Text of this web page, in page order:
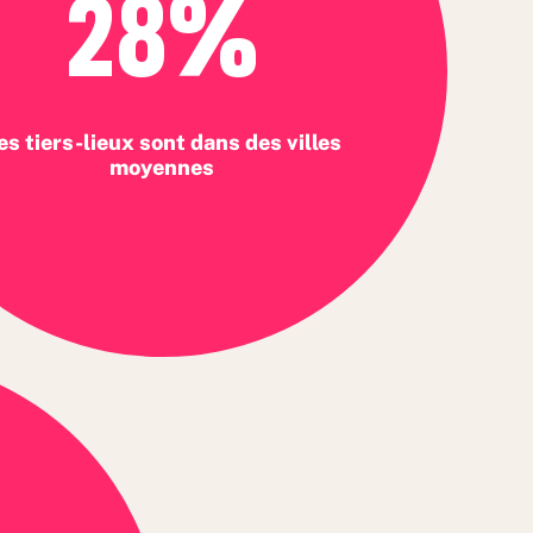
28%
tiers-lieux sont dans des villes
moyennes